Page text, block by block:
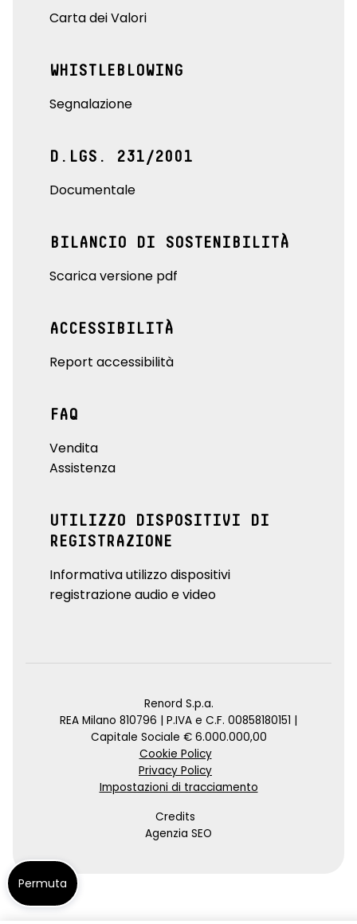
Carta dei Valori
WHISTLEBLOWING
Segnalazione
D.LGS. 231/2001
Documentale
BILANCIO DI SOSTENIBILITÀ
Scarica versione pdf
ACCESSIBILITÀ
Report accessibilità
FAQ
Vendita
Assistenza
UTILIZZO DISPOSITIVI DI
REGISTRAZIONE
Informativa utilizzo dispositivi
registrazione audio e video
Renord S.p.a.
REA Milano 810796 | P.IVA e C.F. 00858180151 |
Capitale Sociale € 6.000.000,00
Cookie Policy
Privacy Policy
Impostazioni di tracciamento
Credits
Agenzia SEO
Permuta